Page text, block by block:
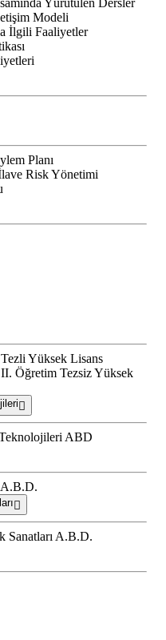
Yürütülen Dersler
Modeli
İlgili Faaliyetler
Planı
Risk Yönetimi
Yüksek Lisans
II. Öğretim Tezsiz Yüksek
ABD
A.B.D.
Sanatları A.B.D.